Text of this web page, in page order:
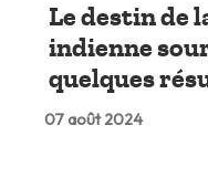
Le destin de
indienne
quelques
07 août 2024